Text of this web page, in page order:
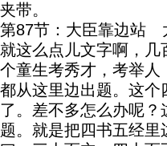
夹带。
第87节：大臣靠边站
就这么点儿文字啊，
个童生考秀才，考举人
都从这里边出题。这个
了。差不多怎么办呢
题。就是把四书五经